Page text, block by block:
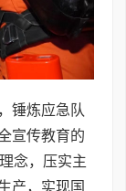
锤炼应急队
宣传教育的
念，压实主
产，实现国